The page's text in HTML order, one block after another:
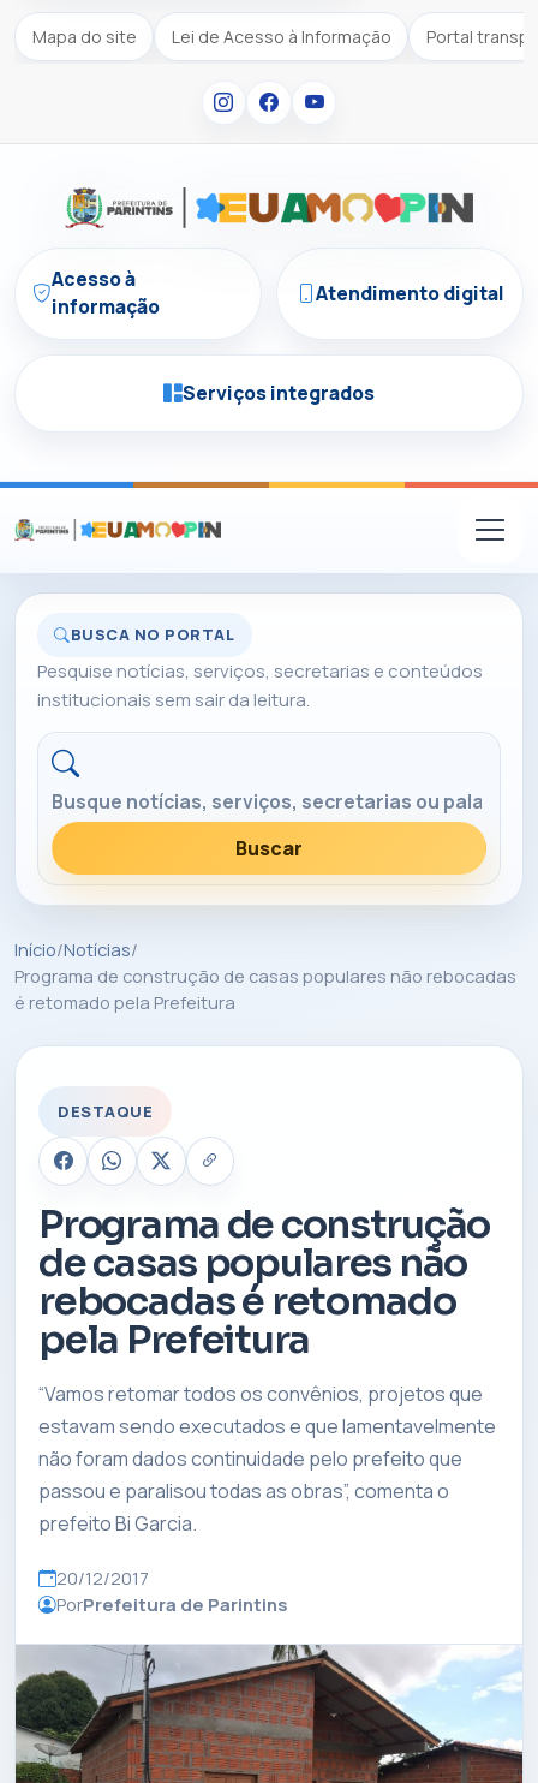
Mapa do site Lei de Acesso à Informação Portal
Acesso à
informação
Atendimento digital
Serviços integrados
BUSCA NO PORTAL
Pesquise notícias, serviços, secretarias e conteúdos
institucionais sem sair da leitura.
Buscar no portal
Buscar
Início/Notícias/
Programa de construção de casas populares não rebocadas
é retomado pela Prefeitura
DESTAQUE
Programa de construção
de casas populares não
rebocadas é retomado
pela Prefeitura
“Vamos retomar todos os convênios, projetos que
estavam sendo executados e que lamentavelmente
não foram dados continuidade pelo prefeito que
passou e paralisou todas as obras”, comenta o
prefeito Bi Garcia.
20/12/2017
PorPrefeitura de Parintins